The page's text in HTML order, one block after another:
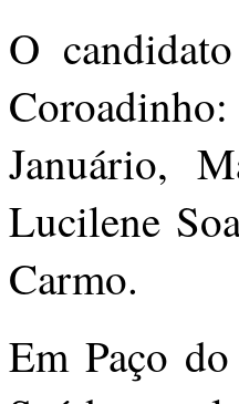
O
Januário,
Lucilene
Carmo.
Em Paço